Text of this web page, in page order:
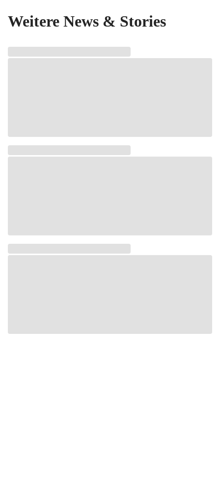
Weitere News & Stories